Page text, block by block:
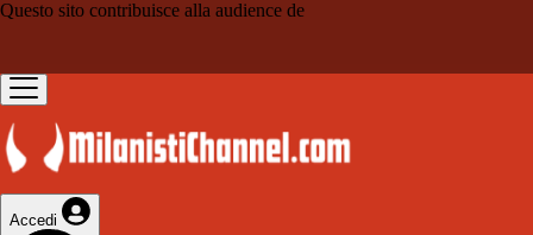
Questo sito contribuisce alla audience de
Accedi